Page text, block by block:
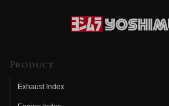
Product
Exhaust Index